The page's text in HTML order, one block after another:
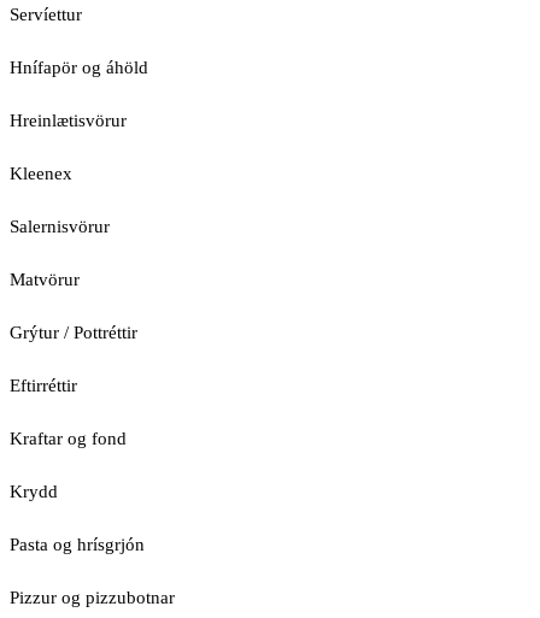
Servíettur
Hnífapör og áhöld
Hreinlætisvörur
Kleenex
Salernisvörur
Matvörur
Grýtur / Pottréttir
Eftirréttir
Kraftar og fond
Krydd
Pasta og hrísgrjón
Pizzur og pizzubotnar